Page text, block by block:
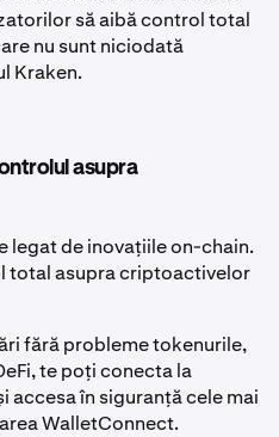
să aibă control total
nu sunt niciodată
Kraken.
asupra
legat de inovațiile on-chain.
total asupra criptoactivelor
fără probleme tokenurile,
te poți conecta la
în siguranță cele mai
WalletConnect.